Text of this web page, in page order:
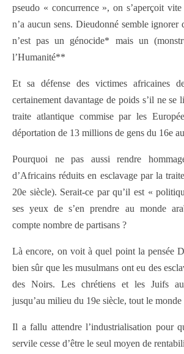
pseudo « concurrence », on s’aperçoit
n’a aucun sens. Dieudonné semble ignorer
n’est pas un génocide* mais un
l’Humanité**
Et sa défense des victimes africaines
certainement davantage de poids s’il ne se
traite atlantique commise par les
déportation de 13 millions de gens du 16e
Pourquoi ne pas aussi rendre
d’Africains réduits en esclavage par la
20e siècle). Serait-ce par qu’il est «
ses yeux de s’en prendre au monde
compte nombre de partisans ?
Là encore, on voit à quel point la pensée
bien sûr que les musulmans ont eu des
des Noirs. Les chrétiens et les Juifs
jusqu’au milieu du 19e siècle, tout le monde
Il a fallu attendre l’industrialisation pour
servile cesse d’être le seul moyen de